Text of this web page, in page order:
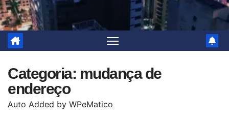
Categoria: mudança de
endereço
Auto Added by WPeMatico